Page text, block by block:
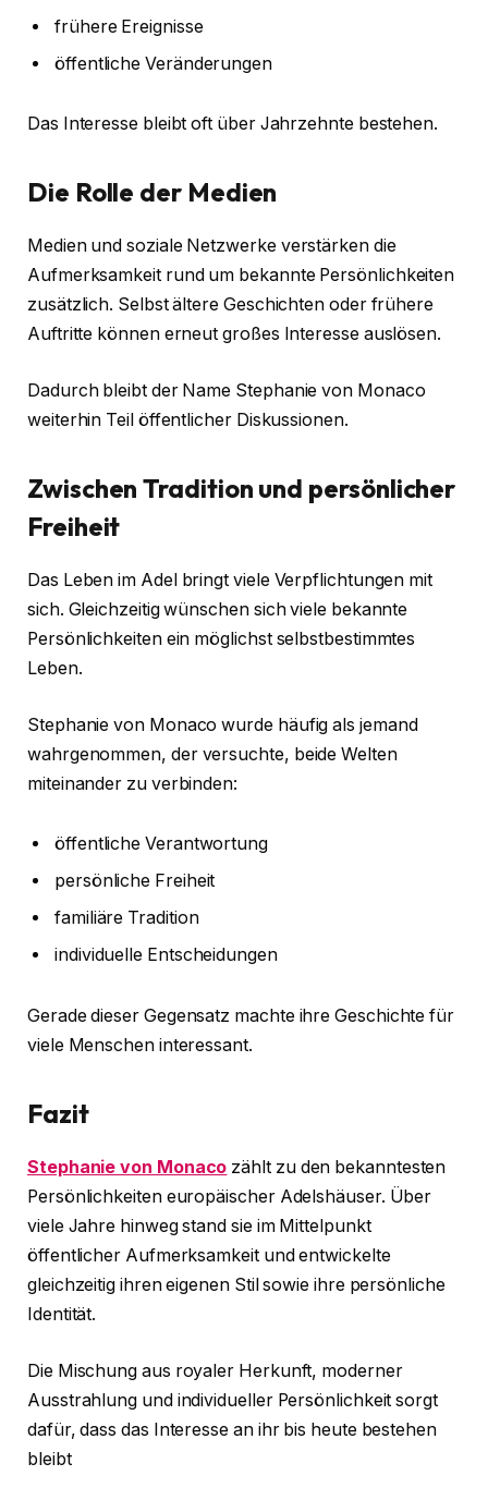
frühere Ereignisse
öffentliche Veränderungen
Das Interesse bleibt oft über Jahrzehnte bestehen.
Die Rolle der Medien
Medien und soziale Netzwerke verstärken die
Aufmerksamkeit rund um bekannte Persönlichkeiten
zusätzlich. Selbst ältere Geschichten oder frühere
Auftritte können erneut großes Interesse auslösen.
Dadurch bleibt der Name Stephanie von Monaco
weiterhin Teil öffentlicher Diskussionen.
Zwischen Tradition und persönlicher
Freiheit
Das Leben im Adel bringt viele Verpflichtungen mit
sich. Gleichzeitig wünschen sich viele bekannte
Persönlichkeiten ein möglichst selbstbestimmtes
Leben.
Stephanie von Monaco wurde häufig als jemand
wahrgenommen, der versuchte, beide Welten
miteinander zu verbinden:
öffentliche Verantwortung
persönliche Freiheit
familiäre Tradition
individuelle Entscheidungen
Gerade dieser Gegensatz machte ihre Geschichte für
viele Menschen interessant.
Fazit
Stephanie von Monaco zählt zu den bekanntesten
Persönlichkeiten europäischer Adelshäuser. Über
viele Jahre hinweg stand sie im Mittelpunkt
öffentlicher Aufmerksamkeit und entwickelte
gleichzeitig ihren eigenen Stil sowie ihre persönliche
Identität.
Die Mischung aus royaler Herkunft, moderner
Ausstrahlung und individueller Persönlichkeit sorgt
dafür, dass das Interesse an ihr bis heute bestehen
bleibt